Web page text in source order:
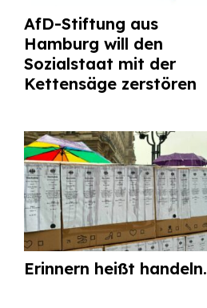
AfD-Stiftung aus
Hamburg will den
Sozialstaat mit der
Kettensäge zerstören
Erinnern heißt handeln.